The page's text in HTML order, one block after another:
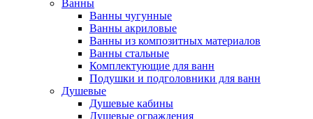
Ванны
Ванны чугунные
Ванны акриловые
Ванны из композитных материалов
Ванны стальные
Комплектующие для ванн
Подушки и подголовники для ванн
Душевые
Душевые кабины
Душевые ограждения